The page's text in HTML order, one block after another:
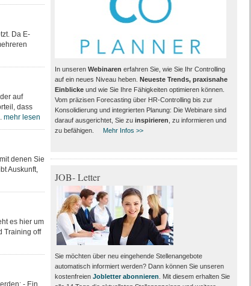
Da E-
auf
dass
mehr lesen
denen Sie
Auskunft,
es hier um
Training off
- Ein
In unseren Webinaren erfahren Sie, wie Sie Ihr Controlling
auf ein neues Niveau heben. Neueste Trends, praxisnahe
Einblickeund wie Sie Ihre Fähigkeiten optimieren können.
Vom präzisen Forecasting über HR-Controlling bis zur
Konsolidierung und integrierten Planung: Die Webinare sind
darauf ausgerichtet, Sie zu inspirieren , zu informieren und
zu befähigen.
Mehr Infos >>
JOB- Letter
Sie möchten über neu eingehende Stellenangebote
automatisch informiert werden? Dann können Sie unseren
kostenfreien Jobletter abonnieren . Mit diesem erhalten Sie